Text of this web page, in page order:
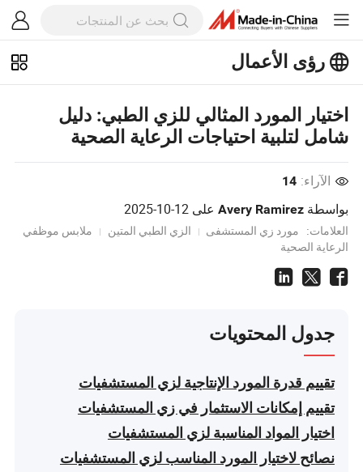
رؤى الأعمال
عرض المزيد
اختيار المورد المثالي للزي الطبي: دليل
شامل لتلبية احتياجات الرعاية الصحية
الآراء: 14
بواسطةAvery Ramirez على2025-10-12
العلامات: مورد زي المستشفى الزي الطبي المتين
ملابس موظفي
الرعاية الصحية
جدول المحتويات
تقييم قدرة المورد الإنتاجية لزي المستشفيات
تقييم إمكانات الاستثمار في زي المستشفيات
اختيار المواد المناسبة لزي المستشفيات
نصائح لاختيار المورد المناسب لزي المستشفيات